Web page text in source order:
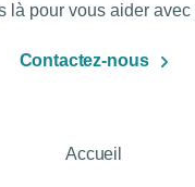
là pour vous aider avec
Contactez-nous
Accueil